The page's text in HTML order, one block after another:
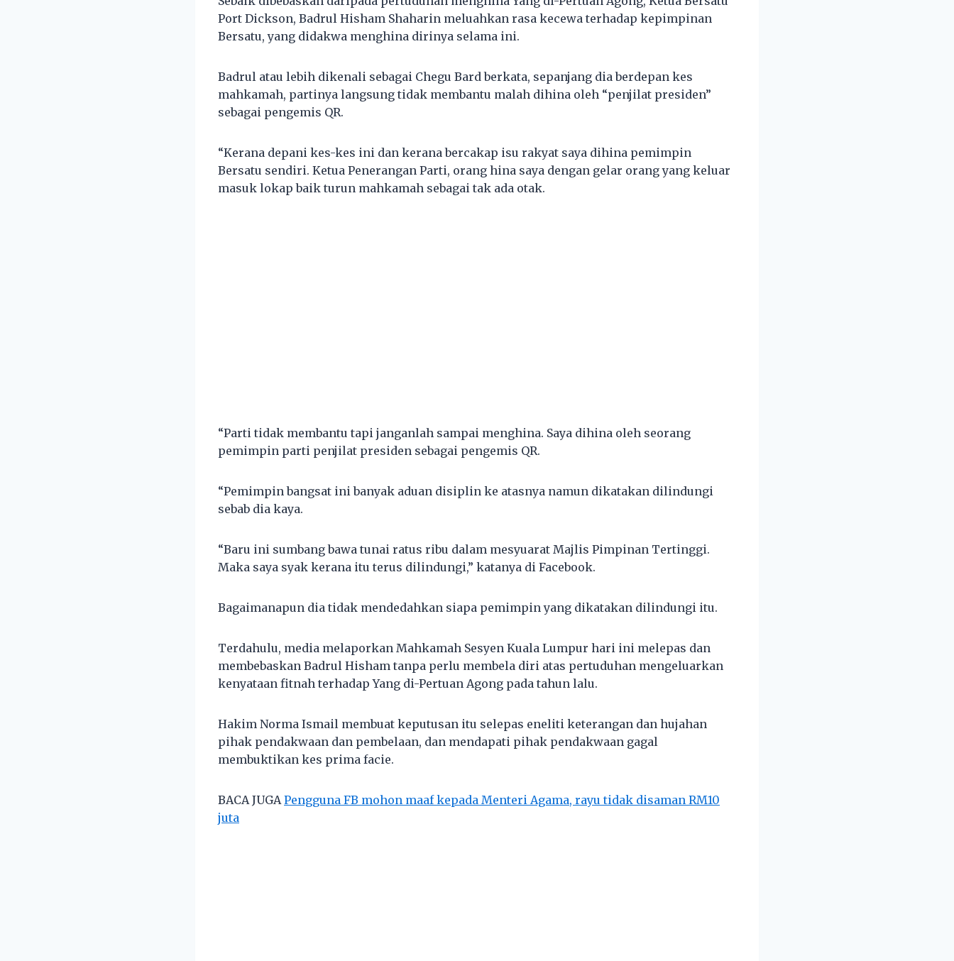
Port Dickson, Badrul Hisham Shaharin meluahkan rasa kecewa terhadap kepimpinan
Bersatu, yang didakwa menghina dirinya selama ini.
Badrul atau lebih dikenali sebagai Chegu Bard berkata, sepanjang dia berdepan kes
mahkamah, partinya langsung tidak membantu malah dihina oleh “penjilat presiden”
sebagai pengemis QR.
“Kerana depani kes-kes ini dan kerana bercakap isu rakyat saya dihina pemimpin
Bersatu sendiri. Ketua Penerangan Parti, orang hina saya dengan gelar orang yang keluar
masuk lokap baik turun mahkamah sebagai tak ada otak.
“Parti tidak membantu tapi janganlah sampai menghina. Saya dihina oleh seorang
pemimpin parti penjilat presiden sebagai pengemis QR.
“Pemimpin bangsat ini banyak aduan disiplin ke atasnya namun dikatakan dilindungi
sebab dia kaya.
“Baru ini sumbang bawa tunai ratus ribu dalam mesyuarat Majlis Pimpinan Tertinggi.
Maka saya syak kerana itu terus dilindungi,” katanya di Facebook.
Bagaimanapun dia tidak mendedahkan siapa pemimpin yang dikatakan dilindungi itu.
Terdahulu, media melaporkan Mahkamah Sesyen Kuala Lumpur hari ini melepas dan
membebaskan Badrul Hisham tanpa perlu membela diri atas pertuduhan mengeluarkan
kenyataan fitnah terhadap Yang di-Pertuan Agong pada tahun lalu.
Hakim Norma Ismail membuat keputusan itu selepas eneliti keterangan dan hujahan
pihak pendakwaan dan pembelaan, dan mendapati pihak pendakwaan gagal
membuktikan kes prima facie.
BACA JUGAPengguna FB mohon maaf kepada Menteri Agama, rayu tidak disaman RM10
juta